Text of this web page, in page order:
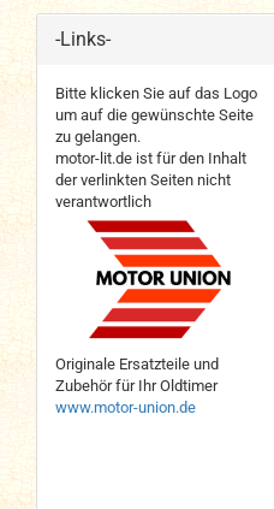
-Links-
Bitte klicken Sie auf das Logo
um auf die gewünschte Seite
zu gelangen.
motor-lit.de ist für den Inhalt
der verlinkten Seiten nicht
verantwortlich
Originale Ersatzteile und
Zubehör für Ihr Oldtimer
www.motor-union.de